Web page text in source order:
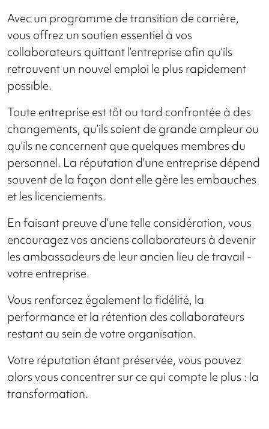
Avec un programme de transition de carrière,
vous offrez un soutien essentiel à vos
collaborateurs quittant l’entreprise afin qu’ils
retrouvent un nouvel emploi le plus rapidement
possible.
Toute entreprise est tôt ou tard confrontée à des
changements, qu’ils soient de grande ampleur ou
qu’ils ne concernent que quelques membres du
personnel. La réputation d’une entreprise dépend
souvent de la façon dont elle gère les embauches
et les licenciements.
En faisant preuve d’une telle considération, vous
encouragez vos anciens collaborateurs à devenir
les ambassadeurs de leur ancien lieu de travail -
votre entreprise.
Vous renforcez également la fidélité, la
performance et la rétention des collaborateurs
restant au sein de votre organisation.
Votre réputation étant préservée, vous pouvez
alors vous concentrer sur ce qui compte le plus : la
transformation.